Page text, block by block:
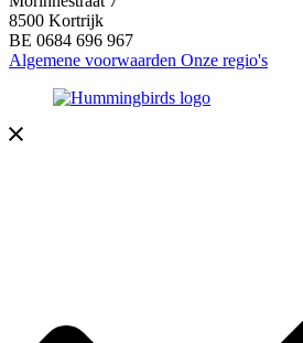
8500 Kortrijk
BE 0684 696 967
Algemene voorwaarden Onze regio's